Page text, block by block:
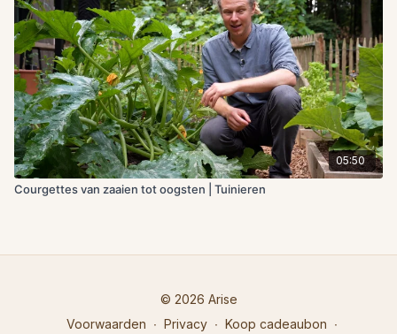
05:50
Courgettes van zaaien tot oogsten | Tuinieren
© 2026 Arise
Voorwaarden ∙ Privacy ∙ Koop cadeaubon ∙